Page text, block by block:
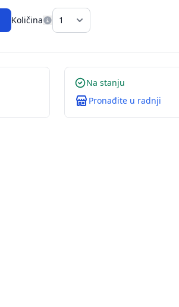
Količina
Na stanju
Pronađite u radnji